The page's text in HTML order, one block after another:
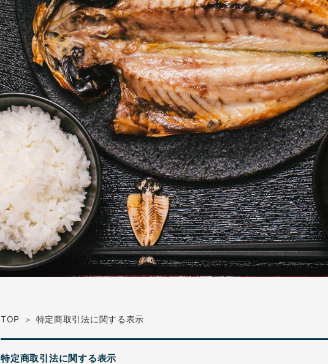
TOP 特定商取引法に関する表示
特定商取引法に関する表示